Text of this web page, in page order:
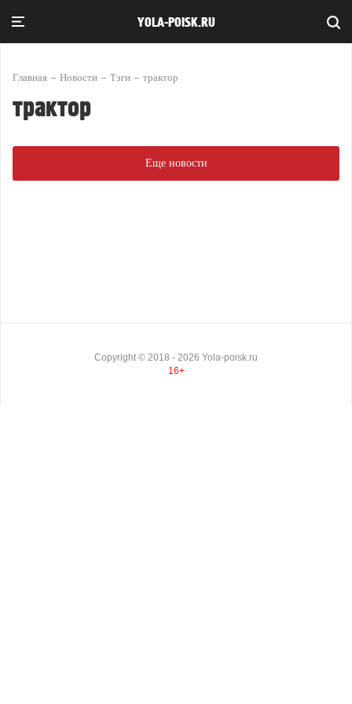
YOLA-POISK.RU
Главная Новости Тэги трактор
трактор
Еще новости
Copyright © 2018 - 2026 Yola-poisk.ru
16+